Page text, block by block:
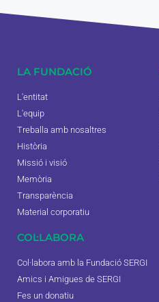
LA FUNDACIÓ
L'entitat
L'equip
Treballa amb nosaltres
Història
Missió i visió
Memòria
Transparència
Material corporatiu
COL·LABORA
Col·labora amb la Fundació SERGI
Amics i Amigues de SERGI
Fes un donatiu